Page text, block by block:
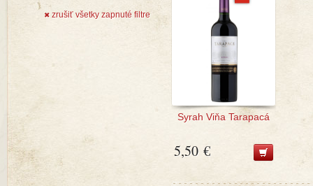
✖ zrušiť všetky zapnuté filtre
Syrah Viňa Tarapacá
5,50 €